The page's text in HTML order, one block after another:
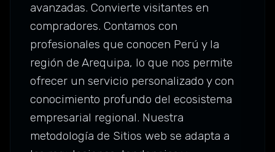
avanzadas. Convierte visitantes en
compradores. Contamos con
profesionales que conocen Perú y la
región de Arequipa, lo que nos permite
ofrecer un servicio personalizado y con
conocimiento profundo del ecosistema
empresarial regional. Nuestra
metodología de Sitios web se adapta a